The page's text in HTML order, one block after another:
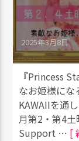
2025年3月8日
『Princess
なお姫様にな
KAWAIIを通
月第2・第4
Support … [